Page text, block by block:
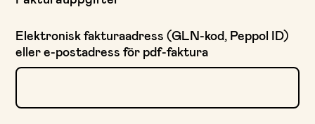
Elektronisk fakturaadress (GLN-kod, Peppol ID)
eller e-postadress för pdf-faktura